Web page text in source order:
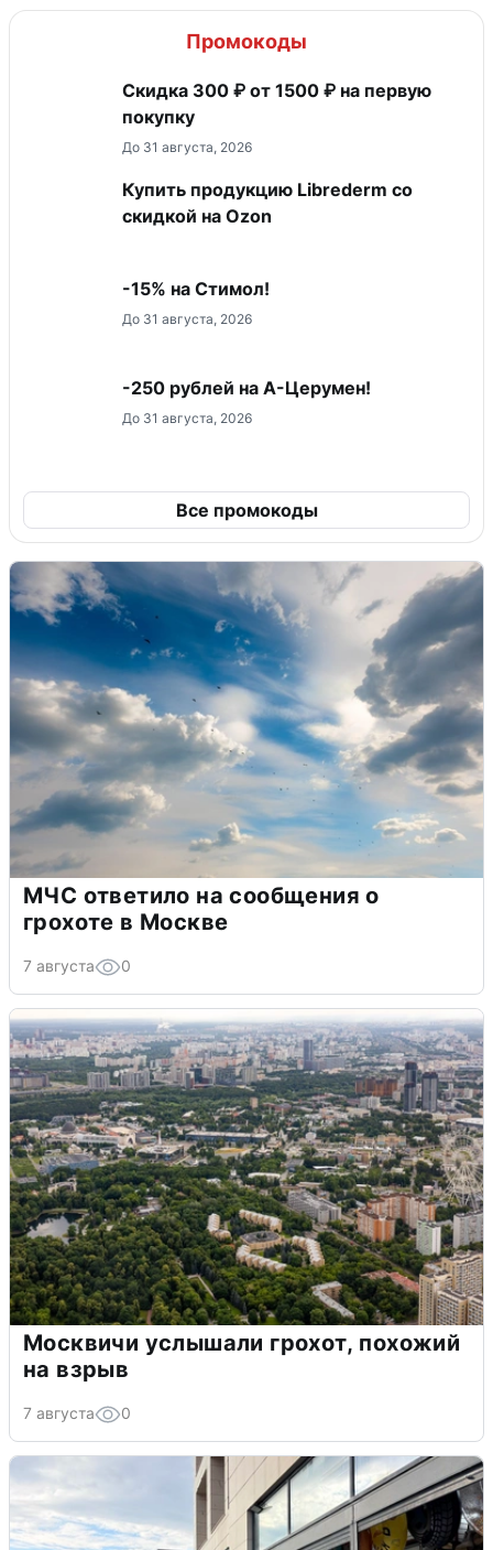
Промокоды
Скидка 300 ₽ от 1500 ₽ на первую
покупку
До 31 августа, 2026
Купить продукцию Librederm со
скидкой на Ozon
-15% на Стимол!
До 31 августа, 2026
-250 рублей на А-Церумен!
До 31 августа, 2026
Все промокоды
МЧС ответило на сообщения о
грохоте в Москве
7 августа 0
Москвичи услышали грохот, похожий
на взрыв
7 августа 0